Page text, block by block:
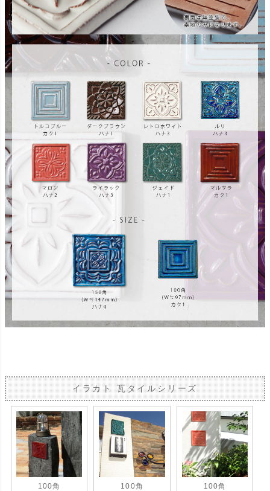
イラカト 瓦タイルシリーズ
100角
100角
100角